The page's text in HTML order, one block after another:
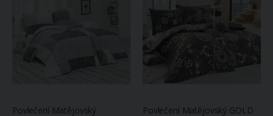
Povlečení Matějovský
Povlečení Matějovský GOLD